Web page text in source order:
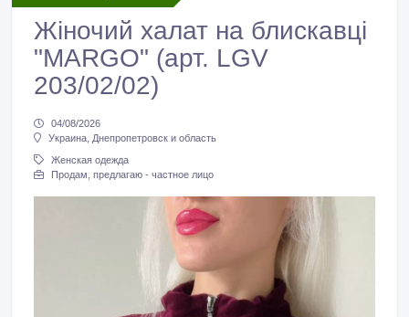
Жіночий халат на блискавці
"MARGO" (арт. LGV
203/02/02)
04/08/2026
Украина, Днепропетровск и область
Женская одежда
Продам, предлагаю - частное лицо